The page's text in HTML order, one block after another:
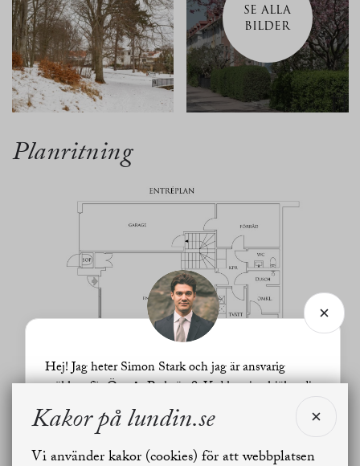
SE ALLA
BILDER
Planritning
Kakor på lundin.se
Vi använder kakor (cookies) för att webbplatsen
Hej! Jag heter Simon Stark och jag är ansvarig
mäklare för Överås Parkväg 9. Vad kan jag hjälpa dig
med?